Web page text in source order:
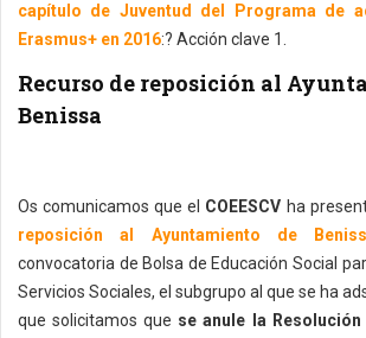
capítulo de Juventud del Programa de
Erasmus+ en 2016:? Acción clave 1.
Recurso de reposición al
Benissa
Os comunicamos que el COEESCV ha
reposición al Ayuntamiento de
convocatoria de Bolsa de Educación Social
Servicios Sociales, el subgrupo al que se ha
que solicitamos que se anule la